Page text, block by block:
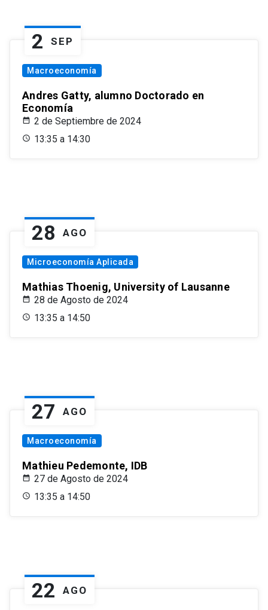
2 SEP
Macroeconomía
Andres Gatty, alumno Doctorado en
Economía
2 de Septiembre de 2024
13:35 a 14:30
28 AGO
Microeconomía Aplicada
Mathias Thoenig, University of Lausanne
28 de Agosto de 2024
13:35 a 14:50
27 AGO
Macroeconomía
Mathieu Pedemonte, IDB
27 de Agosto de 2024
13:35 a 14:50
22 AGO